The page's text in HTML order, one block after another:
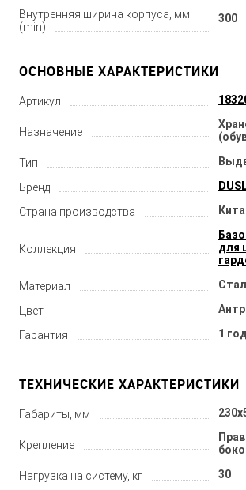
Внутренняя ширина корпуса, мм
(min)
300
ОСНОВНЫЕ ХАРАКТЕРИСТИКИ
Артикул
Назначение
Тип
Бренд
Страна производства
Коллекция
для
Материал
Цвет
Гарантия 1 год
ТЕХНИЧЕСКИЕ ХАРАКТЕРИСТИКИ
Габариты, мм
Крепление
Нагрузка на систему, кг 30